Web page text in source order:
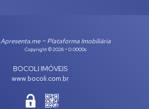
Apresenta.me ~ Plataforma Imobiliária
Copyright © 2026 ~ 0.0000s
BOCOLI IMÓVEIS
www.bocoli.com.br